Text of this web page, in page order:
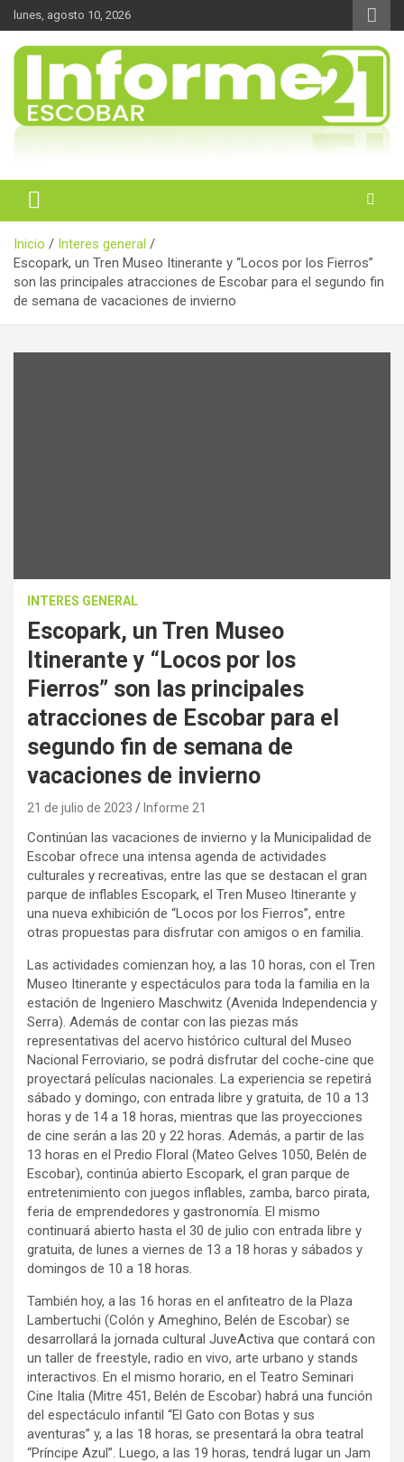
Saltar
al
contenido
lunes, agosto 10, 2026
Informe 21
Inicio
Interes general
Escopark, un Tren Museo Itinerante y “Locos por los Fierros”
son las principales atracciones de Escobar para el segundo fin
de semana de vacaciones de invierno
INTERES GENERAL
Escopark, un Tren Museo
Itinerante y “Locos por los
Fierros” son las principales
atracciones de Escobar para el
segundo fin de semana de
vacaciones de invierno
21 de julio de 2023 Informe 21
Continúan las vacaciones de invierno y la Municipalidad de
Escobar ofrece una intensa agenda de actividades
culturales y recreativas, entre las que se destacan el gran
parque de inflables Escopark, el Tren Museo Itinerante y
una nueva exhibición de “Locos por los Fierros”, entre
otras propuestas para disfrutar con amigos o en familia.
Las actividades comienzan hoy, a las 10 horas, con el Tren
Museo Itinerante y espectáculos para toda la familia en la
estación de Ingeniero Maschwitz (Avenida Independencia y
Serra). Además de contar con las piezas más
representativas del acervo histórico cultural del Museo
Nacional Ferroviario, se podrá disfrutar del coche-cine que
proyectará películas nacionales. La experiencia se repetirá
sábado y domingo, con entrada libre y gratuita, de 10 a 13
horas y de 14 a 18 horas, mientras que las proyecciones
de cine serán a las 20 y 22 horas. Además, a partir de las
13 horas en el Predio Floral (Mateo Gelves 1050, Belén de
Escobar), continúa abierto Escopark, el gran parque de
entretenimiento con juegos inflables, zamba, barco pirata,
feria de emprendedores y gastronomía. El mismo
continuará abierto hasta el 30 de julio con entrada libre y
gratuita, de lunes a viernes de 13 a 18 horas y sábados y
domingos de 10 a 18 horas.
También hoy, a las 16 horas en el anfiteatro de la Plaza
Lambertuchi (Colón y Ameghino, Belén de Escobar) se
desarrollará la jornada cultural JuveActiva que contará con
un taller de freestyle, radio en vivo, arte urbano y stands
interactivos. En el mismo horario, en el Teatro Seminari
Cine Italia (Mitre 451, Belén de Escobar) habrá una función
del espectáculo infantil “El Gato con Botas y sus
aventuras” y, a las 18 horas, se presentará la obra teatral
“Príncipe Azul”. Luego, a las 19 horas, tendrá lugar un Jam